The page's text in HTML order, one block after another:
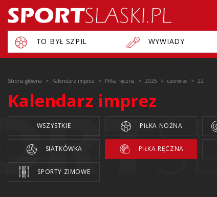
TO BYŁ SZPIL WYWIADY
Strona główna Kalendarz imprez Piłka ręczna 2025 czerwiec 22
Kalendarz imprez
WSZYSTKIE PIŁKA NOŻNA
SIATKÓWKA PIŁKA RĘCZNA
SPORTY ZIMOWE